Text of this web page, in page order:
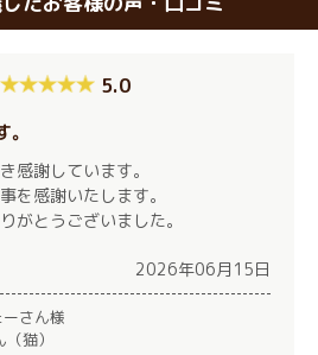
5.0
感謝しています。
を感謝いたします。
がとうございました。
2026年06月15日
さん様
猫）